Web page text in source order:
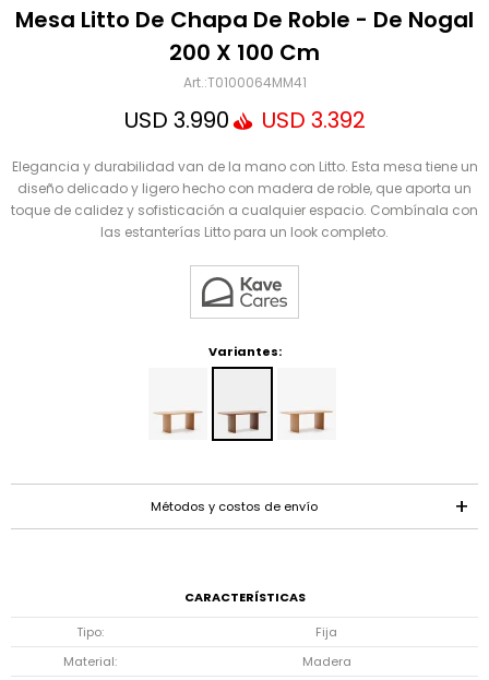
Mesa Litto De Chapa De Roble - De Nogal
200 X 100 Cm
T0100064MM41
USD 3.990 USD 3.392
Elegancia y durabilidad van de la mano con Litto. Esta mesa tiene un
diseño delicado y ligero hecho con madera de roble, que aporta un
toque de calidez y sofisticación a cualquier espacio. Combínala con
las estanterías Litto para un look completo.
Variantes:
Métodos y costos de envío
CARACTERÍSTICAS
Tipo
Fija
Material
Madera